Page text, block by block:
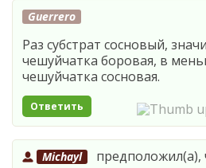
Guerrero
Раз субстрат сосновый,
чешуйчатка боровая, в
чешуйчатка сосновая.
Ответить
Michayl предположил(а),